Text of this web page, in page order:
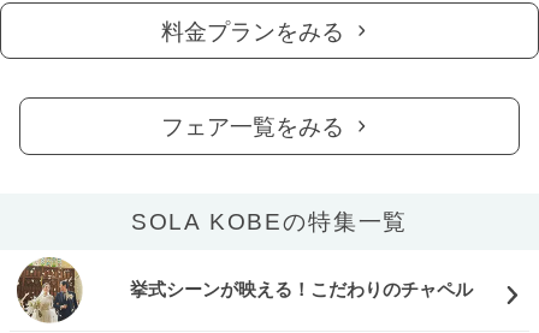
料金プランをみる
フェア一覧をみる
SOLA KOBEの特集一覧
挙式シーンが映える！こだわりのチャペル